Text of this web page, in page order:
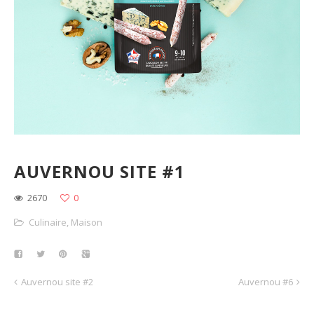
AUVERNOU SITE #1
2670
0
Culinaire, Maison
Auvernou site #2 Auvernou #6